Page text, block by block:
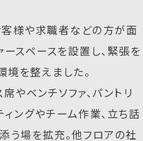
客様や求職者などの方が面
ースペースを設置し、緊張を
を整えました。
やベンチソファ、パントリ
ィングやチーム作業、立ち話
う場を拡充。他フロアの社